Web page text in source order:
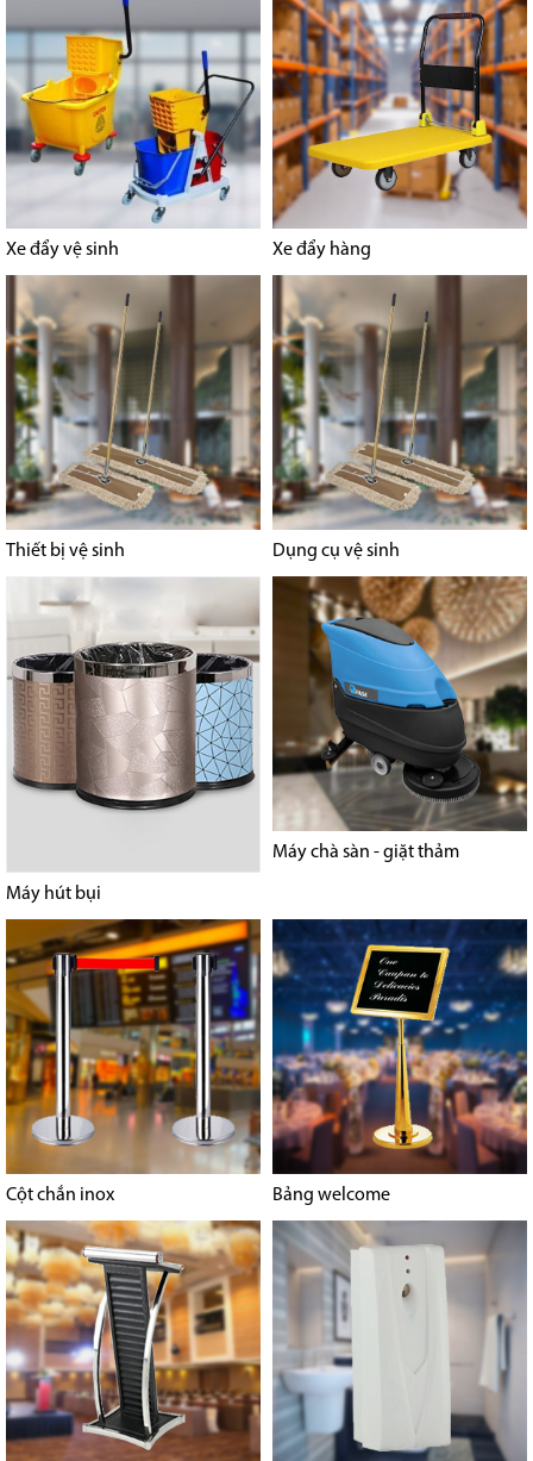
Xe đẩy vệ sinh Xe đẩy hàng
Thiết bị vệ sinh Dụng cụ vệ sinh
Máy hút bụi
Máy chà sàn - giặt thảm
Cột chắn inox Bảng welcome